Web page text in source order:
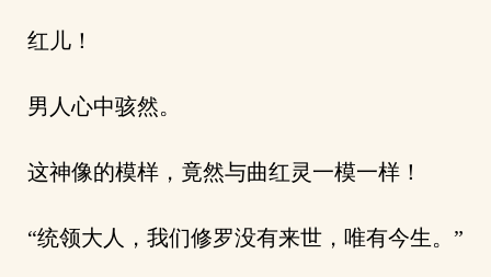
红儿！
男人心中骇然。
这神像的模样，竟然与曲红灵一模一样！
“统领大人，我们修罗没有来世，唯有今生。”